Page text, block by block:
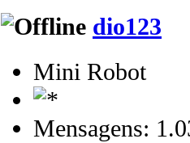
dio123
Mini Robot
Mensagens: